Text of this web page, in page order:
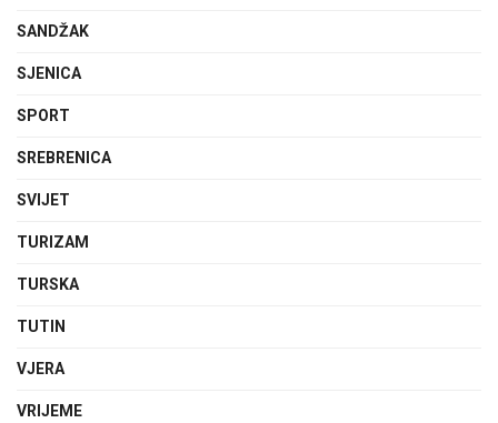
SANDŽAK
SJENICA
SPORT
SREBRENICA
SVIJET
TURIZAM
TURSKA
TUTIN
VJERA
VRIJEME